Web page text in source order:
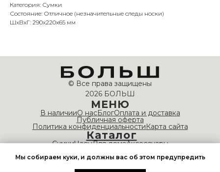
Категория: Сумки
Состояние: Отличное (незначительные следы носки)
ШxВxГ: 290x220x65 мм
© Все права защищены
2026 БОЛЬШ
МЕНЮ
В наличииО насБлогОплата и доставка
Публичная оферта
Политика конфиденциальностиКарта сайта
Каталог
СумкиЧасыДля домаАксессуары
НАШИ КОНТАКТЫ
info@bolshvintage.com
Время работы: 10:00 — 20:00
Мы собираем куки, и должны вас об этом предупредить